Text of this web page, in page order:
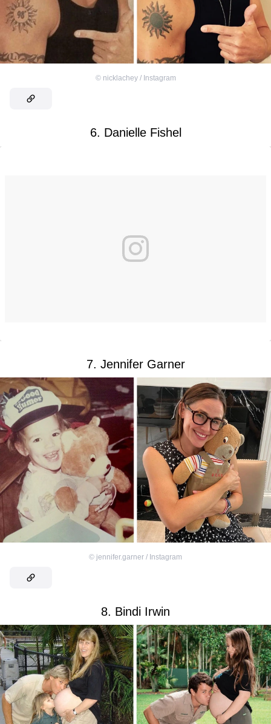
© nicklachey / Instagram
6. Danielle Fishel
7. Jennifer Garner
© jennifer.garner / Instagram
8. Bindi Irwin